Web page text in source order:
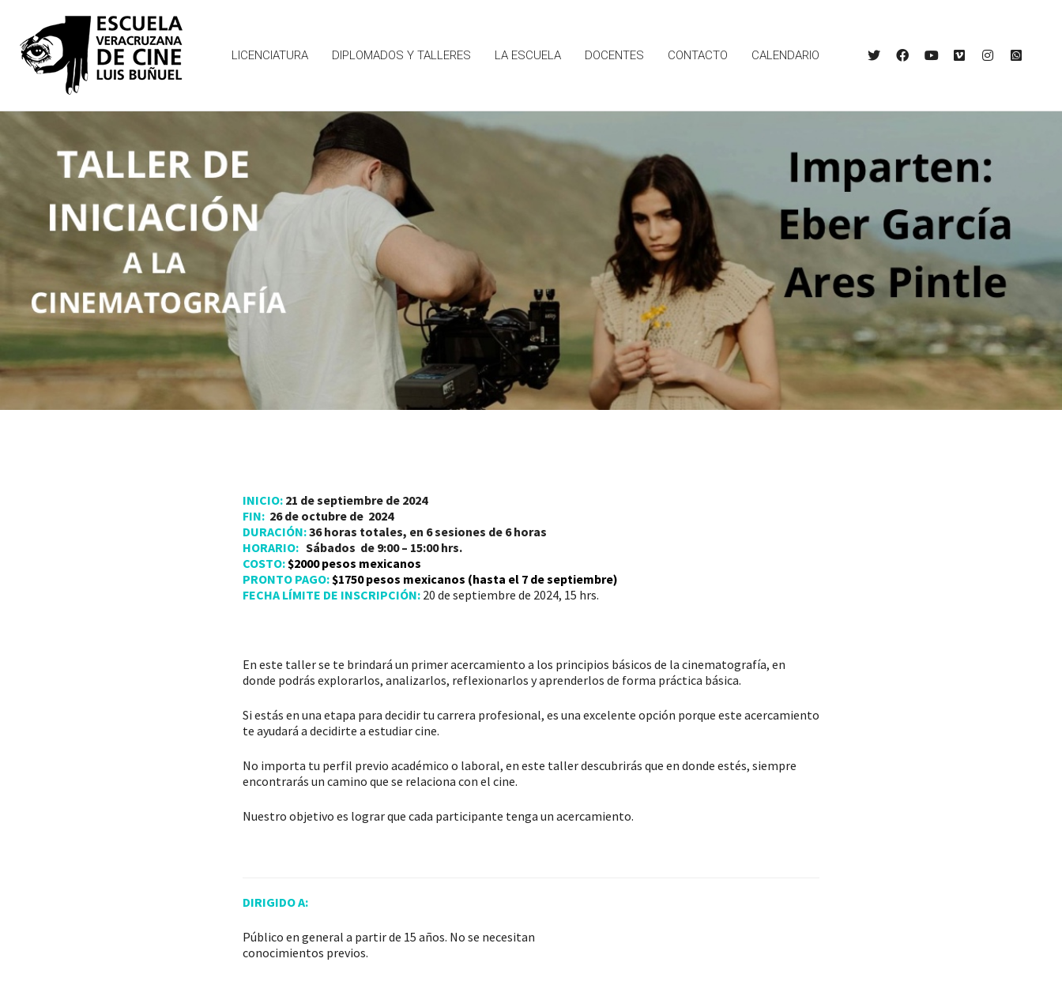
LICENCIATURA DIPLOMADOS Y TALLERES LA ESCUELA DOCENTES CONTACTO CALENDARIO
INICIO: 21 de septiembre de 2024
FIN: 26 de octubre de 2024
DURACIÓN:36horas totales, en 6 sesiones de 6 horas
HORARIO: Sábados de 9:00 – 15:00 hrs.
COSTO:$2000 pesos mexicanos
PRONTO PAGO:$1750 pesos mexicanos (hasta el 7 de septiembre)
FECHA LÍMITE DE INSCRIPCIÓN: 20 de septiembre de 2024, 15 hrs.
En este taller se te brindará un primer acercamiento a los principios básicos de la cinematografía, en
donde podrás explorarlos, analizarlos, reflexionarlos y aprenderlos de forma práctica básica.
Si estás en una etapa para decidir tu carrera profesional, es una excelente opción porque este acercamiento
te ayudará a decidirte a estudiar cine.
No importa tu perfil previo académico o laboral, en este taller descubrirás que en donde estés, siempre
encontrarás un camino que se relaciona con el cine.
Nuestro objetivo es lograr que cada participante tenga un acercamiento.
DIRIGIDO A:
Público en general a partir de 15 años. No se necesitan
conocimientos previos.